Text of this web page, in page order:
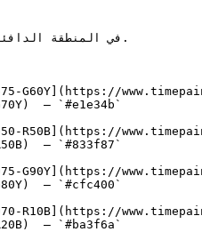
G60Y](https://
— `#e1e34b`
R50B](https://
— `#833f87`
G90Y](https://
— `#cfc400`
R10B](https://
— `#ba3f6a`